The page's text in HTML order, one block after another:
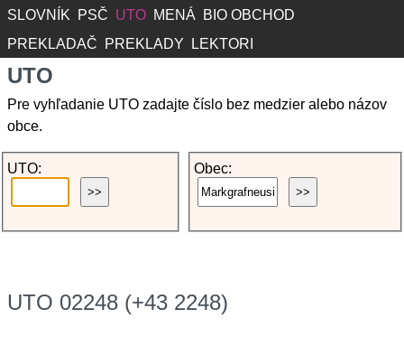
SLOVNÍK PSČ UTO MENÁ
BIO OBCHOD
PREKLADAČ
PREKLADY LEKTORI
UTO
Pre vyhľadanie UTO zadajte číslo bez medzier alebo názov
obce.
UTO: Obec:
UTO 02248 (+43 2248)